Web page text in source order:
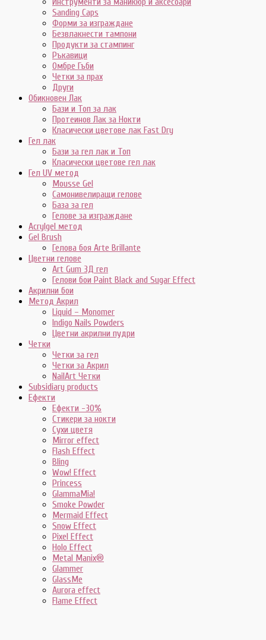
Sanding Caps
Форми за изграждане
Безвлакнести тампони
Продукти за стампинг
Ръкавици
Омбре Гъби
Четки за прах
Други
Обикновен Лак
Бази и Топ за лак
Протеинов Лак за Нокти
Класически цветове лак Fast Dry
Гел лак
Бази за гел лак и Топ
Класически цветове гел лак
Гел UV метод
Mousse Gel
Самонивелиращи гелове
База за гел
Гелове за изграждане
Acrylgel метод
Gel Brush
Гелова боя Arte Brillante
Цветни гелове
Art Gum 3Д гел
Гелови бои Paint Black and Sugar Effect
Акрилни бои
Метод Акрил
Liquid – Monomer
Indigo Nails Powders
Цветни акрилни пудри
Четки
Четки за гел
Четки за Акрил
NailArt Четки
Subsidiary products
Ефекти
Ефекти -30%
Стикери за нокти
Сухи цветя
Mirror effect
Flash Effect
Bling
Wow! Effect
Princess
GlammaMia!
Smoke Powder
Mermaid Effect
Snow Effect
Pixel Effect
Holo Effect
Metal Manix®
Glammer
GlassMe
Aurora effect
Flame Effect